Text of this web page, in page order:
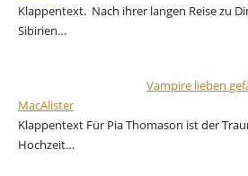
Klappentext. Nach ihrer langen Reise zu
Sibirien…
Vampire lieben
MacAlister
Klappentext Für Pia Thomason ist der
Hochzeit…